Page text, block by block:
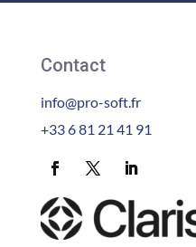
Contact
info@pro-soft.fr
+33 6 81 21 41 91